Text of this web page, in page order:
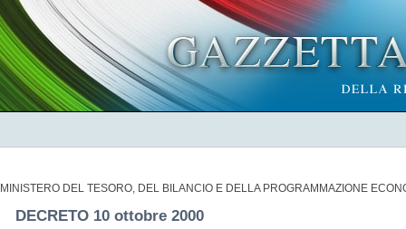
MINISTERO DEL TESORO, DEL BILANCIO E DELLA PROGRAMMAZIONE
DECRETO 10 ottobre 2000